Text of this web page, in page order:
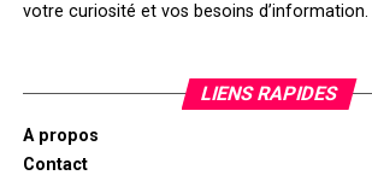
votre curiosité et vos besoins d’information.
LIENS RAPIDES
A propos
Contact